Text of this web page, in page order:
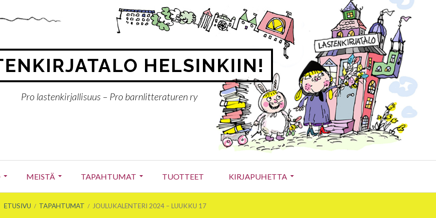
HELSINKIIN!
Pro lastenkirjallisuus – Pro barnlitteraturen ry
MEISTÄ TAPAHTUMAT TUOTTEET KIRJAPUHETTA
ETUSIVU TAPAHTUMAT JOULUKALENTERI 2024 – LUUKKU 17